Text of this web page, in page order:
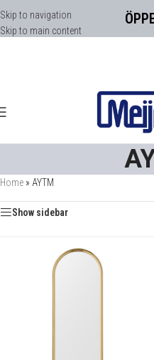
Skip to navigation
Skip to main content
Home » AYTM
Show sidebar